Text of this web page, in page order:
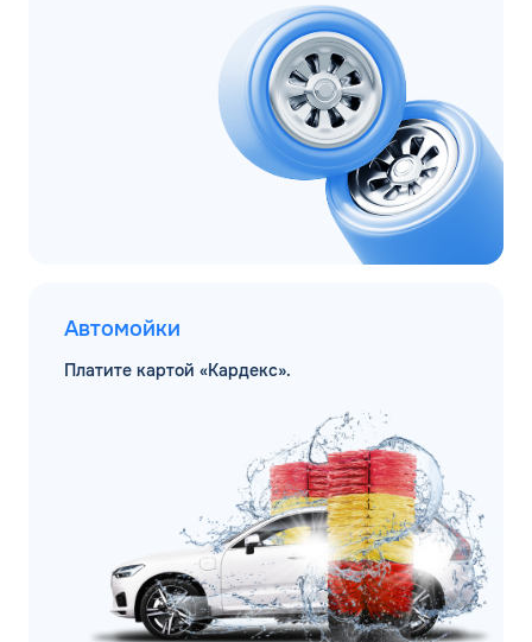
Автомойки
Платите картой «Кардекс».